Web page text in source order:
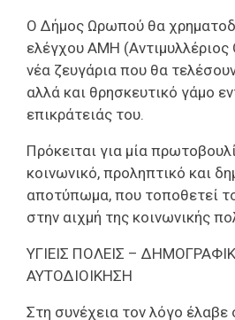
Ο Δήμος Ωρωπού θα
ελέγχου ΑΜΗ
νέα ζευγάρια που θα
αλλά και θρησκευτικό γάμο
επικράτειάς του.
Πρόκειται για μία
κοινωνικό, προληπτικό και
αποτύπωμα, που τοποθετεί
στην αιχμή της κοινωνικής
ΥΓΙΕΙΣ ΠΟΛΕΙΣ –
ΑΥΤΟΔΙΟΙΚΗΣΗ
Στη συνέχεια τον λόγο